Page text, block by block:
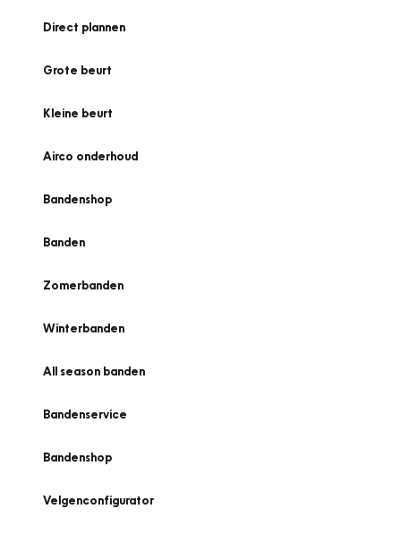
Direct plannen
Grote beurt
Kleine beurt
Airco onderhoud
Bandenshop
Banden
Zomerbanden
Winterbanden
All season banden
Bandenservice
Bandenshop
Velgenconfigurator